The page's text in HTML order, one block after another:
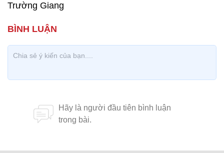
Trường Giang